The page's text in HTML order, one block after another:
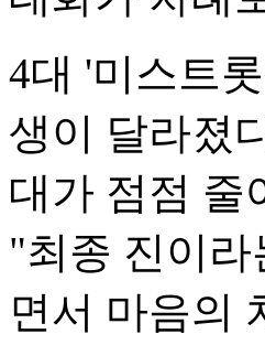
4대 '미스트
생이 달라졌
대가 점점 줄
"최종 진이
면서 마음의